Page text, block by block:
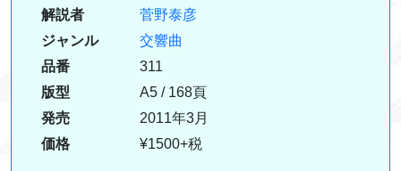
解説者
菅野泰彦
ジャンル
交響曲
品番
311
版型
A5 / 168頁
発売
2011年3月
価格
¥1500+税